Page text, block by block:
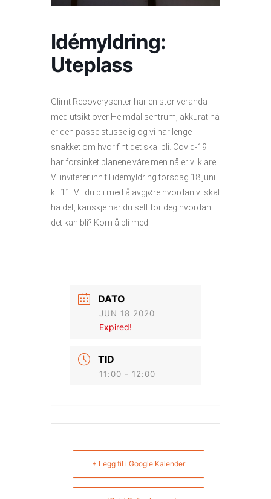
Idémyldring:
Uteplass
Glimt Recoverysenter har en stor veranda
med utsikt over Heimdal sentrum, akkurat nå
er den passe stusselig og vi har lenge
snakket om hvor fint det skal bli. Covid-19
har forsinket planene våre men nå er vi klare!
Vi inviterer inn til idémyldring torsdag 18.juni
kl. 11. Vil du bli med å avgjøre hvordan vi skal
ha det, kanskje har du sett for deg hvordan
det kan bli? Kom å bli med!
DATO
JUN 18 2020
Expired!
TID
11:00 - 12:00
+ Legg til i Google Kalender